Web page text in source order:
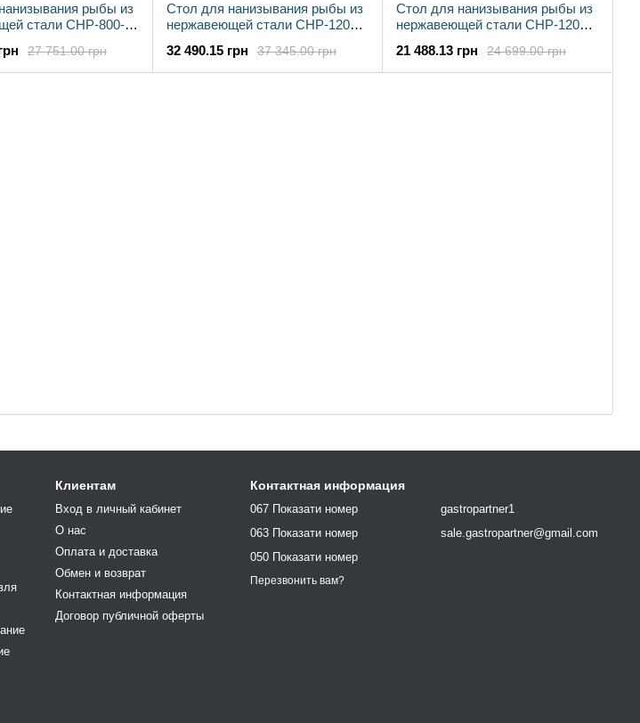
рыбы из
стали СНР-800-2
27 751.00 грн
Стол для нанизывания рыбы из
нержавеющей стали СНР-1200-2
37 345.00 грн
32 490.15 грн
Стол для нанизывания рыбы из
нержавеющей стали СНР-1200-1
24 699.00 грн
21 488.13 грн
Клиентам
Вход в личный кабинет
О нас
Оплата и доставка
Обмен и возврат
Контактная информация
Договор публичной оферты
Контактная информация
067 Показати номер
063 Показати номер
050 Показати номер
Перезвонить вам?
gastropartner1
sale.gastropartner@gmail.com